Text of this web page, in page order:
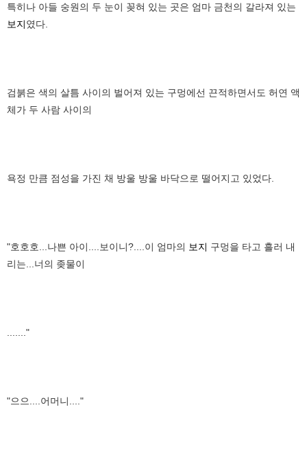
특히나 아들 숭원의 두 눈이 꽂혀 있는 곳은 엄마 금천의 갈라져 있는
보지였다.
검붉은 색의 살틈 사이의 벌어져 있는 구멍에선 끈적하면서도 허연 액
체가 두 사람 사이의
욕정 만큼 점성을 가진 채 방울 방울 바닥으로 떨어지고 있었다.
"호호호...나쁜 아이....보이니?....이 엄마의 보지 구멍을 타고 흘러 내
리는...너의 좆물이
......."
"으으....어머니...."